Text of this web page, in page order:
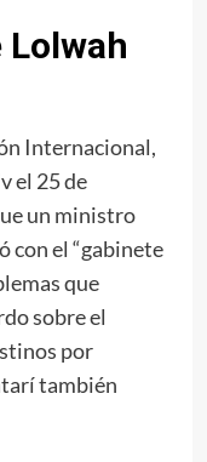
Internacional,
el 25 de
un ministro
con el “gabinete
que
sobre el
por
también